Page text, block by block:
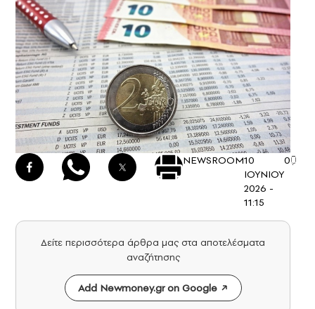
NEWSROOM10
ΙΟΥΝΙΟΥ
2026 -
11:15
0
Δείτε περισσότερα άρθρα μας στα αποτελέσματα
αναζήτησης
Add Newmoney.gr on Google